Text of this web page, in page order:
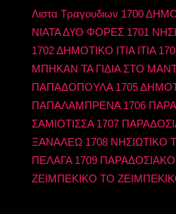
Λιστα Τραγουδιων 1700
ΝΙΑΤΑ ΔΥΟ ΦΟΡΕΣ 1701
1702 ΔΗΜΟΤΙΚΟ ΙΤΙΑ ΙΤΙΑ
ΜΠΗΚΑΝ ΤΑ ΓΙΔΙΑ ΣΤΟ
ΠΑΠΑΔΟΠΟΥΛΑ 1705
ΠΑΠΑΛΑΜΠΡΕΝΑ 1706
ΣΑΜΙΟΤΙΣΣΑ 1707
ΞΑΝΑΛΕΩ 1708 ΝΗΣΙΩΤΙΚΟ
ΠΕΛΑΓΑ 1709 ΠΑΡΑΔΟΣΙΑΚΟ
ΖΕΙΜΠΕΚΙΚΟ ΤΟ